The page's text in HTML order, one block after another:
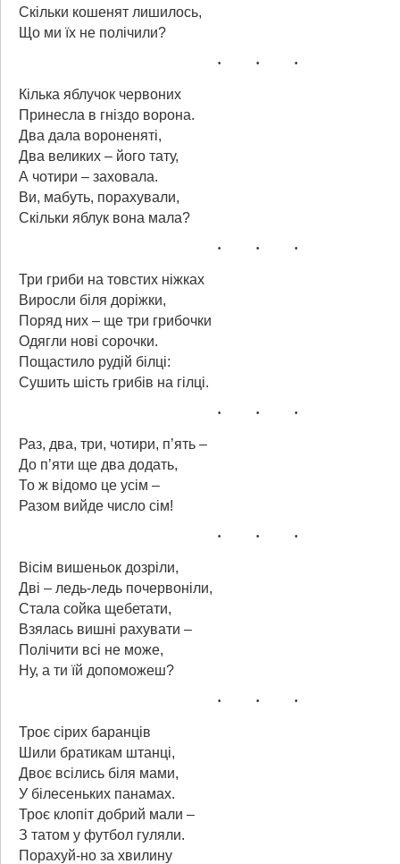
Скільки кошенят лишилось,
Що ми їх не полічили?
Кілька яблучок червоних
Принесла в гніздо ворона.
Два дала вороненяті,
Два великих – його тату,
А чотири – заховала.
Ви, мабуть, порахували,
Скільки яблук вона мала?
Три гриби на товстих ніжках
Виросли біля доріжки,
Поряд них – ще три грибочки
Одягли нові сорочки.
Пощастило рудій білці:
Сушить шість грибів на гілці.
Раз, два, три, чотири, п’ять –
До п’яти ще два додать,
То ж відомо це усім –
Разом вийде число сім!
Вісім вишеньок дозріли,
Дві – ледь-ледь почервоніли,
Стала сойка щебетати,
Взялась вишні рахувати –
Полічити всі не може,
Ну, а ти їй допоможеш?
Троє сірих баранців
Шили братикам штанці,
Двоє всілись біля мами,
У білесеньких панамах.
Троє клопіт добрий мали –
З татом у футбол гуляли.
Порахуй-но за хвилину